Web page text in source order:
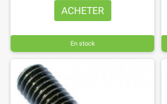
ACHETER
En stock